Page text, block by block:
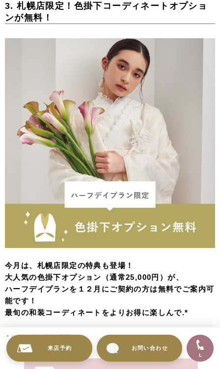
3. 札幌店限定！色掛下コーディネートオプショ
ンが無料！
今月は、札幌店限定の特典も登場！
大人気の色掛下オプション（通常25,000円）が、
ハーフデイプランを１２月にご契約の方は無料でご案内可
能です！
最旬の和装コーディネートをよりお得に楽しんで.*
＊ハーフデープラン対象
来店予約
お問い合わせ
TE
L